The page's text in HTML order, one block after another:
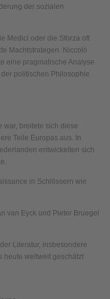
der sozialen
Medici oder die Sforza oft
Machtstrategen. Niccolò
eine pragmatische Analyse
politischen Philosophie.
war, breitete sich diese
Teile Europas aus. In
entwickelten sich
in Schlössern wie
van Eyck und Pieter Bruegel
Literatur, insbesondere
heute weltweit geschätzt